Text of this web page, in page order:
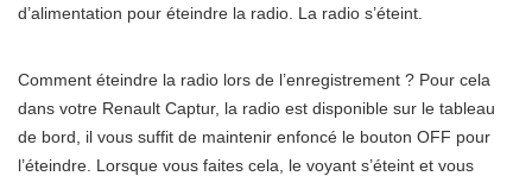
d’alimentation pour éteindre la radio. La radio s’éteint.
Comment éteindre la radio lors de l’enregistrement ? Pour cela
dans votre Renault Captur, la radio est disponible sur le tableau
de bord, il vous suffit de maintenir enfoncé le bouton OFF pour
l’éteindre. Lorsque vous faites cela, le voyant s’éteint et vous